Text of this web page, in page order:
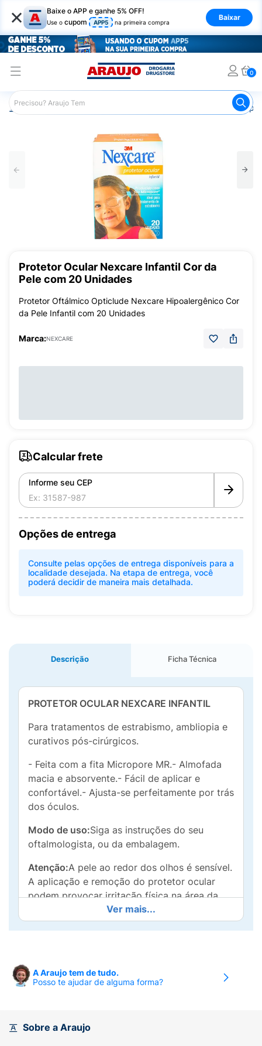
× Baixe o APP e ganhe 5% OFF!
Use o cupom APP5 na primeira compra
Baixar
0
Araujo Medicamentos Produtos
Protetor Ocular Nexcare Infantil Cor da
Pele com 20 Unidades
Protetor Oftálmico Opticlude Nexcare Hipoalergênico Cor
da Pele Infantil com 20 Unidades
Marca:NEXCARE
Calcular frete
Informe seu CEP
Opções de entrega
Consulte pelas opções de entrega disponíveis para a
localidade desejada. Na etapa de entrega, você
poderá decidir de maneira mais detalhada.
Descrição Ficha Técnica
PROTETOR OCULAR NEXCARE INFANTIL
Para tratamentos de estrabismo, ambliopia e
curativos pós-cirúrgicos.
- Feita com a fita Micropore MR.- Almofada
macia e absorvente.- Fácil de aplicar e
confortável.- Ajusta-se perfeitamente por trás
dos óculos.
Modo de uso:Siga as instruções do seu
oftalmologista, ou da embalagem.
Atenção:A pele ao redor dos olhos é sensível.
A aplicação e remoção do protetor ocular
podem provocar irritação física na área da
pele onde o protetor foi aplicado. Se ocorrer
irritação, descontinuar o uso. Consulte seu
Ver mais...
A Araujo tem de tudo.
Posso te ajudar de alguma forma?
Sobre a Araujo